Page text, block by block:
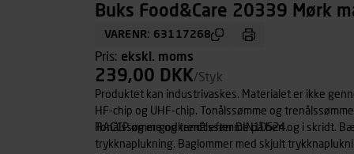
Buks Food&Care 20339 Mørk
VARENR: 63117268
Pris: ekskl. moms
239,00 DKK/Styk
Produktet kan industrivaskes. Materialet er ikke
HF-chip og UHF-chip. Tonålssømme og
HACCP og er godkendt efter DIN10524.
Tonålssømme og trenålssømme på ben og i skridt.
trykknaplukning. Baglommer med skjult